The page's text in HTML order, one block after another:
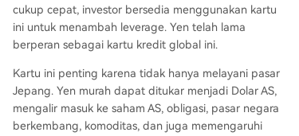
cukup cepat, investor bersedia menggunakan kartu
ini untuk menambah leverage. Yen telah lama
berperan sebagai kartu kredit global ini.
Kartu ini penting karena tidak hanya melayani pasar
Jepang. Yen murah dapat ditukar menjadi Dolar AS,
mengalir masuk ke saham AS, obligasi, pasar negara
berkembang, komoditas, dan juga memengaruhi